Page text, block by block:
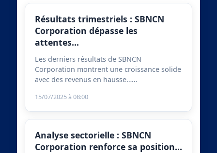
Résultats trimestriels : SBNCN
Corporation dépasse les
attentes…
Les derniers résultats de SBNCN
Corporation montrent une croissance solide
avec des revenus en hausse……
15/07/2025 à 08:00
Analyse sectorielle : SBNCN
Corporation renforce sa position…